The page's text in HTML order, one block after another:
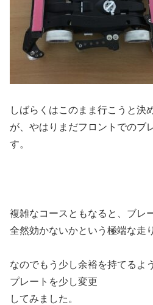
しばらくはこのまま行こうと決
が、やはりまだフロントでのブ
す。
複雑なコースともなると、ブレ
全然効かないかという極端な走
なのでもう少し余裕を持てるよ
プレートを少し変更
してみました。